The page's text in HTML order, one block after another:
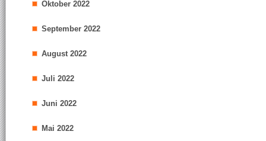
Oktober 2022
September 2022
August 2022
Juli 2022
Juni 2022
Mai 2022